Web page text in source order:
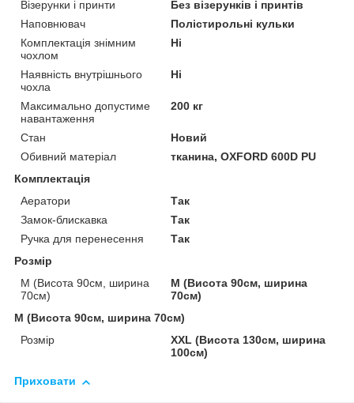
Візерунки і принти
Без візерунків і принтів
Наповнювач
Полістирольні кульки
Комплектація знімним
чохлом
Ні
Наявність внутрішнього
чохла
Ні
Максимально допустиме
навантаження
200 кг
Стан
Новий
Обивний матеріал
тканина, OXFORD 600D PU
Комплектація
Аератори
Так
Замок-блискавка
Так
Ручка для перенесення
Так
Розмір
M (Висота 90см, ширина
70см)
M (Висота 90см, ширина
70см)
M (Висота 90см, ширина 70см)
Розмір
XXL (Висота 130см, ширина
100см)
Приховати